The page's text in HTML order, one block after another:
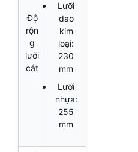
Độ
rộn
g
lưỡi
cắt
Lưỡi
dao
kim
loại:
230
mm
Lưỡi
nhựa:
255
mm